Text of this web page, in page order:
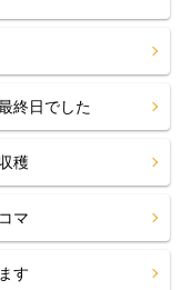
終日でした
穫
マ
す